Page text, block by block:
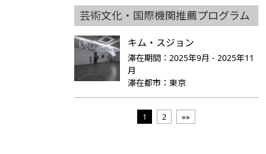
芸術文化・国際機関推薦プログラム
キム・スジョン
滞在期間：2025年9月 - 2025年11
月
滞在都市：東京
1 2 »»